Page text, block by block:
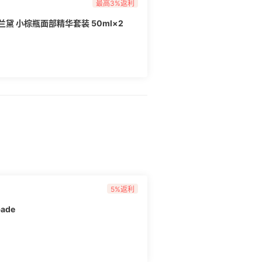
最高3%返利
黛 小棕瓶面部精华套装 50ml×2
5%返利